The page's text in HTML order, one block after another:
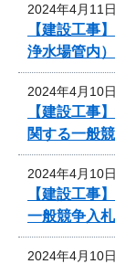
2024年4月11
【建設工事
浄水場管内
2024年4月10
【建設工事
関する一般
2024年4月10
【建設工事
一般競争入
2024年4月10